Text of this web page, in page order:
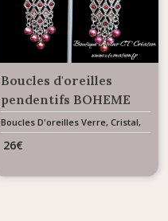
Boucles d'oreilles
pendentifs BOHEME
Rose et Rouge
Boucles D'oreilles Verre, Cristal,
Résine & Céramique
26€